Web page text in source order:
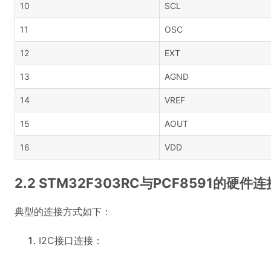
10 SCL
11 OSC
12 EXT
13 AGND
14 VREF
15 AOUT
16 VDD
2.2 STM32F303RC与PCF8591的硬件连
典型的连接方式如下：
I2C接口连接：